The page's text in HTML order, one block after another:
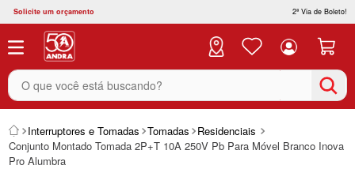
Solicite um orçamento 2ª Via de Boleto!
O que você está buscando?
Interruptores e Tomadas Tomadas
Residenciais
Conjunto Montado Tomada 2P+T 10A 250V Pb Para Móvel Branco Inova
Pro Alumbra